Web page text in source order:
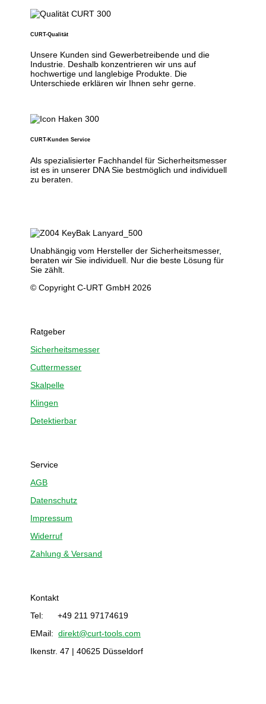
CURT-Qualität
Unsere Kunden sind Gewerbetreibende und die
Industrie. Deshalb konzentrieren wir uns auf
hochwertige und langlebige Produkte. Die
Unterschiede erklären wir Ihnen sehr gerne.
CURT-Kunden Service
Als spezialisierter Fachhandel für Sicherheitsmesser
ist es in unserer DNA Sie bestmöglich und individuell
zu beraten.
Unabhängig vom Hersteller der Sicherheitsmesser,
beraten wir Sie individuell. Nur die beste Lösung für
Sie zählt.
© Copyright C-URT GmbH 2026
Ratgeber
Sicherheitsmesser
Cuttermesser
Skalpelle
Klingen
Detektierbar
Service
AGB
Datenschutz
Impressum
Widerruf
Zahlung & Versand
Kontakt
Tel: +49 211 97174619
EMail:direkt@curt-tools.com
Ikenstr. 47 | 40625 Düsseldorf